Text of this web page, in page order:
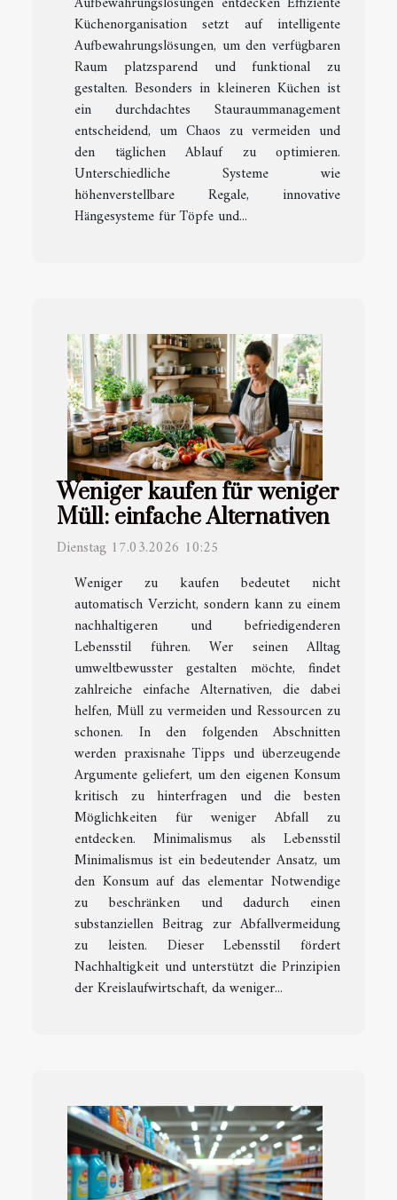
Küchenorganisation setzt auf intelligente
Aufbewahrungslösungen, um den verfügbaren
Raum platzsparend und funktional zu
gestalten. Besonders in kleineren Küchen ist
ein durchdachtes Stauraummanagement
entscheidend, um Chaos zu vermeiden und
den täglichen Ablauf zu optimieren.
Unterschiedliche Systeme wie
höhenverstellbare Regale, innovative
Hängesysteme für Töpfe und...
Weniger kaufen für weniger
Müll: einfache Alternativen
Dienstag 17.03.2026 10:25
Weniger zu kaufen bedeutet nicht
automatisch Verzicht, sondern kann zu einem
nachhaltigeren und befriedigenderen
Lebensstil führen. Wer seinen Alltag
umweltbewusster gestalten möchte, findet
zahlreiche einfache Alternativen, die dabei
helfen, Müll zu vermeiden und Ressourcen zu
schonen. In den folgenden Abschnitten
werden praxisnahe Tipps und überzeugende
Argumente geliefert, um den eigenen Konsum
kritisch zu hinterfragen und die besten
Möglichkeiten für weniger Abfall zu
entdecken. Minimalismus als Lebensstil
Minimalismus ist ein bedeutender Ansatz, um
den Konsum auf das elementar Notwendige
zu beschränken und dadurch einen
substanziellen Beitrag zur Abfallvermeidung
zu leisten. Dieser Lebensstil fördert
Nachhaltigkeit und unterstützt die Prinzipien
der Kreislaufwirtschaft, da weniger...